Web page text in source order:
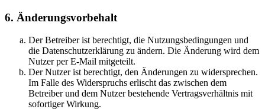
6. Änderungsvorbehalt
Der Betreiber ist berechtigt, die Nutzungsbedingungen und
die Datenschutzerklärung zu ändern. Die Änderung wird dem
Nutzer per E-Mail mitgeteilt.
Der Nutzer ist berechtigt, den Änderungen zu widersprechen.
Im Falle des Widerspruchs erlischt das zwischen dem
Betreiber und dem Nutzer bestehende Vertragsverhältnis mit
sofortiger Wirkung.